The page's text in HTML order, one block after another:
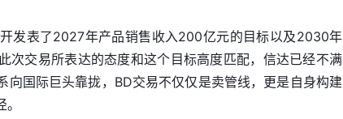
发表了2027年产品销售收入200亿元的目标以及2030年
次交易所表达的态度和这个目标高度匹配，信达已经不满
向国际巨头靠拢，BD交易不仅仅是卖管线，更是自身构建